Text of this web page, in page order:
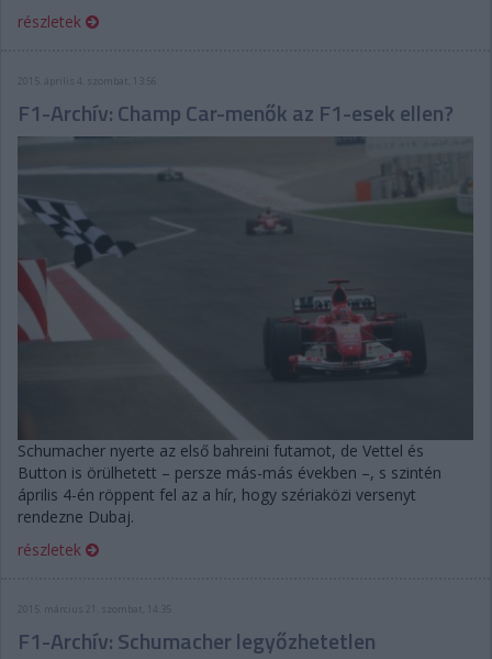
részletek
2015. április 4. szombat, 13:56
F1-Archív: Champ Car-menők az F1-esek ellen?
Schumacher nyerte az első bahreini futamot, de Vettel és
Button is örülhetett – persze más-más években –, s szintén
április 4-én röppent fel az a hír, hogy szériaközi versenyt
rendezne Dubaj.
részletek
2015. március 21. szombat, 14:35
F1-Archív: Schumacher legyőzhetetlen